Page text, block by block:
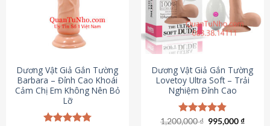
Dương Vật Giả Gắn Tường
Barbara – Đỉnh Cao Khoái
Cảm Chị Em Không Nên Bỏ
Lỡ
Dương Vật Giả Gắn Tường
Lovetoy Ultra Soft – Trải
Nghiệm Đỉnh Cao
Được xếp
1,200,000₫ Giá
995,000₫Giá